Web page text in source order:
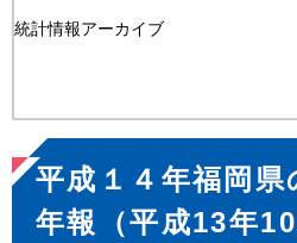
文統計情報アーカイブ
本
文
平成１４年福岡
年報（平成13年